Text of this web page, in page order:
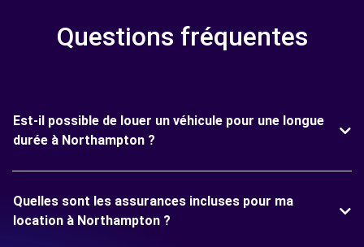
Questions fréquentes
Est-il possible de louer un véhicule pour une longue
durée à Northampton ?
Quelles sont les assurances incluses pour ma
location à Northampton ?